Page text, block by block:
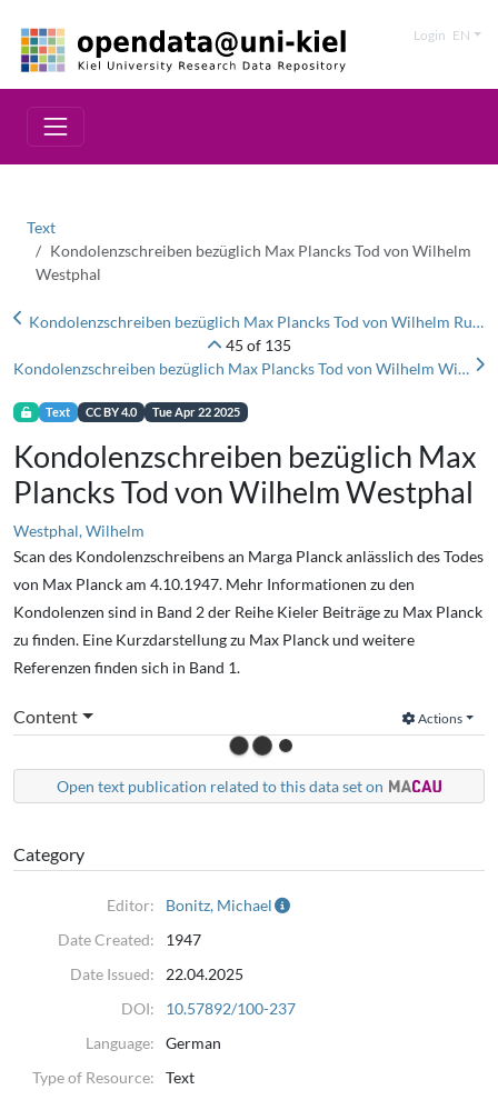
Login EN
Text
Kondolenzschreiben bezüglich Max Plancks Tod von Wilhelm
Westphal
Kondolenzschreiben bezüglich Max Plancks Tod von Wilhelm Rudorf
45 of 135
Kondolenzschreiben bezüglich Max Plancks Tod von Wilhelm Wirth
Text CC BY 4.0 Tue Apr 22 2025
Kondolenzschreiben bezüglich Max
Plancks Tod von Wilhelm Westphal
Westphal, Wilhelm
Scan des Kondolenzschreibens an Marga Planck anlässlich des Todes
von Max Planck am 4.10.1947. Mehr Informationen zu den
Kondolenzen sind in Band 2 der Reihe Kieler Beiträge zu Max Planck
zu finden. Eine Kurzdarstellung zu Max Planck und weitere
Referenzen finden sich in Band 1.
Content Actions
Open text publication related to this data set on
Category
Editor:
Bonitz, Michael
Date Created:
1947
Date Issued:
22.04.2025
DOI:
10.57892/100-237
Language:
German
Type of Resource:
Text